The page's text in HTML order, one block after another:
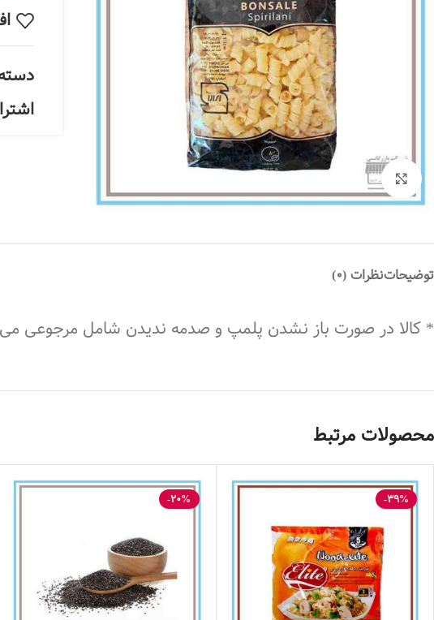
بزرگنمایی تصویر
توضیحاتنظرات (0)
* کالا در صورت باز نشدن پلمپ و صدمه ندیدن شامل مرجوعی
محصولات مرتبط
-39%
-20%